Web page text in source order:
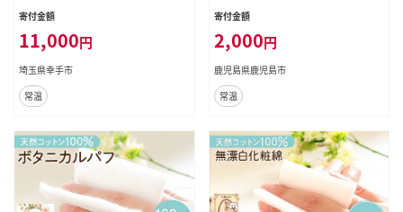
ンプー 炭酸シャンプー ヘッドスパ
寄付金額
11,000円
埼玉県幸手市
常温
寄付金額
2,000円
鹿児島県鹿児島市
常温